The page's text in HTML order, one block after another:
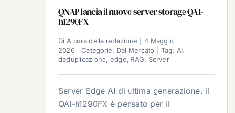
QNAP lancia il nuovo server storage QAI-
h1290FX
Di A cura della redazione
4 Maggio
2026
Categorie: Dal Mercato Tag: AI,
deduplicazione, edge, RAG, Server
Server Edge AI di ultima generazione, il
QAI-h1290FX è pensato per il